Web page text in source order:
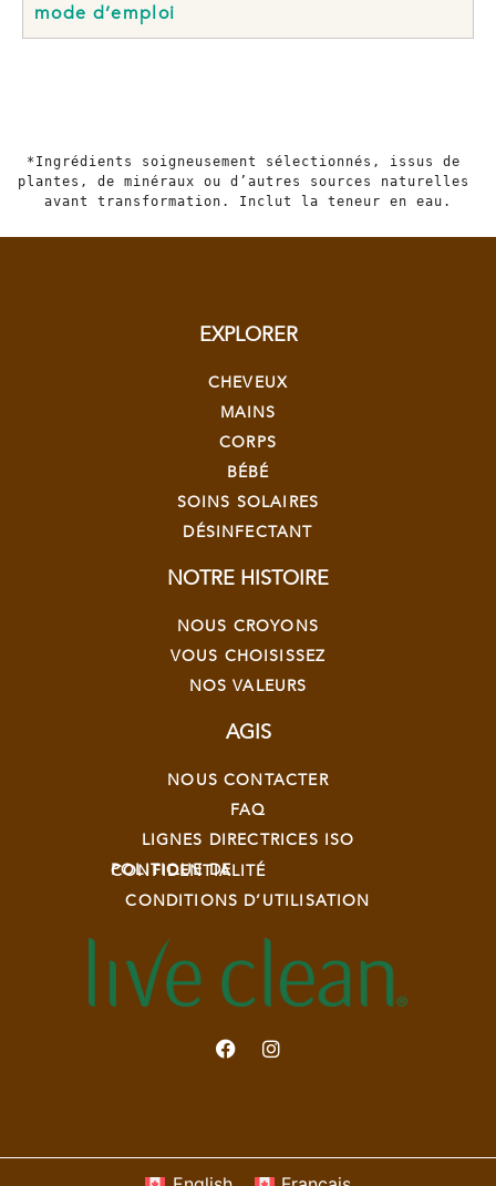
mode d’emploi
*Ingrédients soigneusement sélectionnés, issus de
plantes, de minéraux ou d’autres sources naturelles
avant transformation. Inclut la teneur en eau.
EXPLORER
CHEVEUX
MAINS
CORPS
BÉBÉ
SOINS SOLAIRES
DÉSINFECTANT
NOTRE HISTOIRE
NOUS CROYONS
VOUS CHOISISSEZ
NOS VALEURS
AGIS
NOUS CONTACTER
FAQ
LIGNES DIRECTRICES ISO
POLITIQUE DE CONFIDENTIALITÉ
CONDITIONS D’UTILISATION